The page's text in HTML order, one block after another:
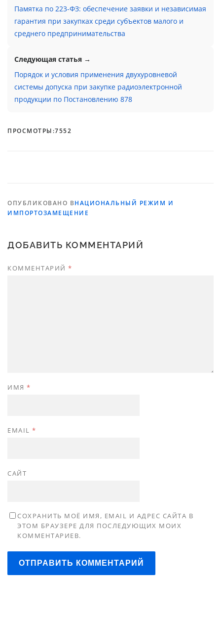
Памятка по 223-ФЗ: обеспечение заявки и независимая
гарантия при закупках среди субъектов малого и
среднего предпринимательства
Следующая статья →
Порядок и условия применения двухуровневой
системы допуска при закупке радиоэлектронной
продукции по Постановлению 878
ПРОСМОТРЫ:7552
ОПУБЛИКОВАНО ВНАЦИОНАЛЬНЫЙ РЕЖИМ И
ИМПОРТОЗАМЕЩЕНИЕ
ДОБАВИТЬ КОММЕНТАРИЙ
КОММЕНТАРИЙ *
ИМЯ *
EMAIL *
САЙТ
СОХРАНИТЬ МОЁ ИМЯ, EMAIL И АДРЕС САЙТА В
ЭТОМ БРАУЗЕРЕ ДЛЯ ПОСЛЕДУЮЩИХ МОИХ
КОММЕНТАРИЕВ.
ОТПРАВИТЬ КОММЕНТАРИЙ